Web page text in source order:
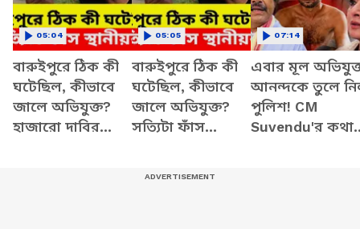
বারুইপুরে ঠিক কী
ঘটেছিল, কীভাবে
জালে অভিযুক্ত?
হাজারো দাবির
05:04
বারুইপুরে ঠিক কী
ঘটেছিল, কীভাবে
জালে অভিযুক্ত?
সত্যিটা ফাঁস
05:05
এবার মূল
আনন্দকে তুলে
পুলিশ! CM
Suvendu'র কথা
07:14